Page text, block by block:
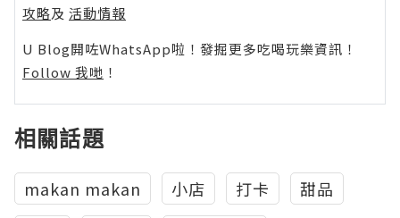
攻略及 活動情報
U Blog開咗WhatsApp啦！發掘更多吃喝玩樂資訊！
Follow 我哋 ！
相關話題
makan makan 小店 打卡
甜品